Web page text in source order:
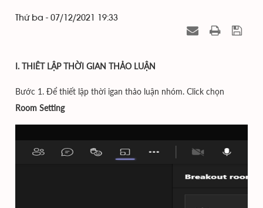
Thứ ba - 07/12/2021 19:33
I. THIÊT LẬP THỜI GIAN THẢO LUẬN
Bước 1. Để thiết lập thời igan thảo luận nhóm. Click chọn
Room Setting